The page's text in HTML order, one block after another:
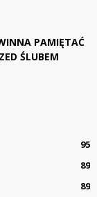
PAMIĘTAĆ
ŚLUBEM
95
89
89